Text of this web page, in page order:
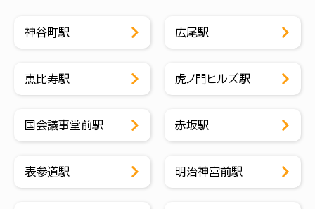
神谷町駅 広尾駅
恵比寿駅 虎ノ門ヒルズ駅
国会議事堂前駅 赤坂駅
表参道駅 明治神宮前駅